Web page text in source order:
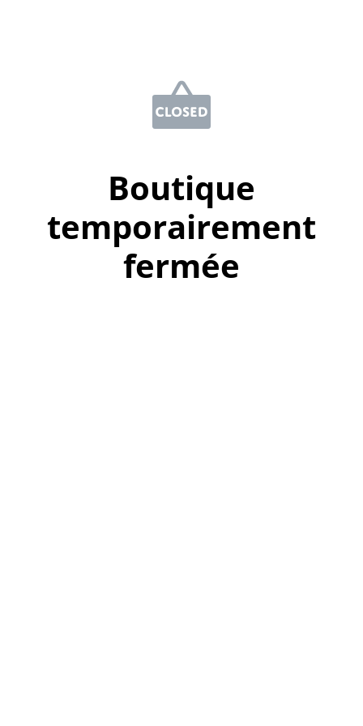
Boutique
temporairement
fermée